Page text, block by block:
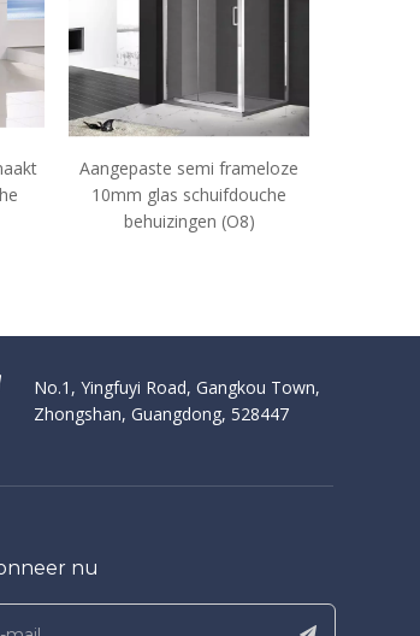
Badkamer Custom 8mm
Glasschuur Schuifdouche
behuizingen (YT-P22)
No.1, Yingfuyi Road, Gangkou Town,
Zhongshan, Guangdong, 528447
nu